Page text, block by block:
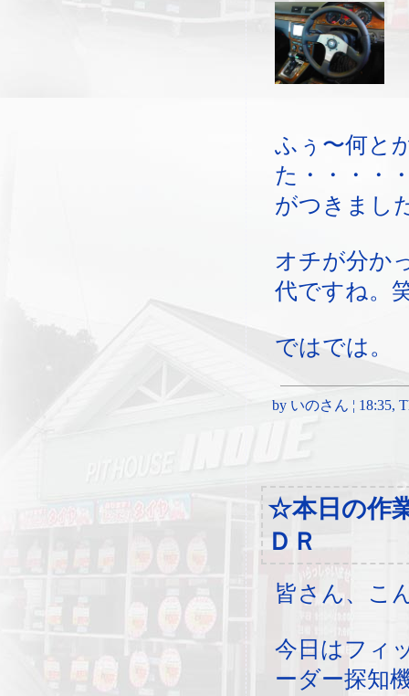
ふぅ〜何と
た・・・・
がつきまし
オチが分か
代ですね。
ではでは。
by いのさん ¦ 18:35,
☆本日の作
ＤＲ
皆さん、こ
今日はフィ
ーダー探知